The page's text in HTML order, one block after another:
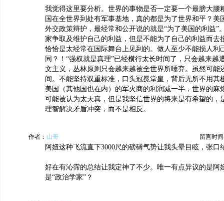
我觉得这里要分析。世界的事物是否一定要一个最膀大腰
国在全世界到处有军事基地，真的都是为了世界和平？美
外交政策辩护，最经常和公开说的就是“为了美国的利益”
家争取及维护自己的利益，但是不能为了自己的利益而去
恰恰是太经常在国际舞台上见到的。做人至少不能损人利
同？！“强权就是真理”已经横行太长时间了，只会越来越
文主义，丛林原则只会越来越被全世界所唾弃。虽然可能
间。不能坚持双重标准，口头冠冕堂皇，背后无所不用其
美国（其他国也在内）的军火商的利润减一半，世界的麻
可能被认为太天真，但是我坚信世界的将来是有希望的，
理智解决矛盾冲突，而不是相反。
作者： 山哥 留言时间
阿妞这种飞流直下3000尺的磅礡气势让我头晕目眩，张口
好在有沁霈的总结让我定神了不少。唯一有点异议的是阿
是“政治学家”？